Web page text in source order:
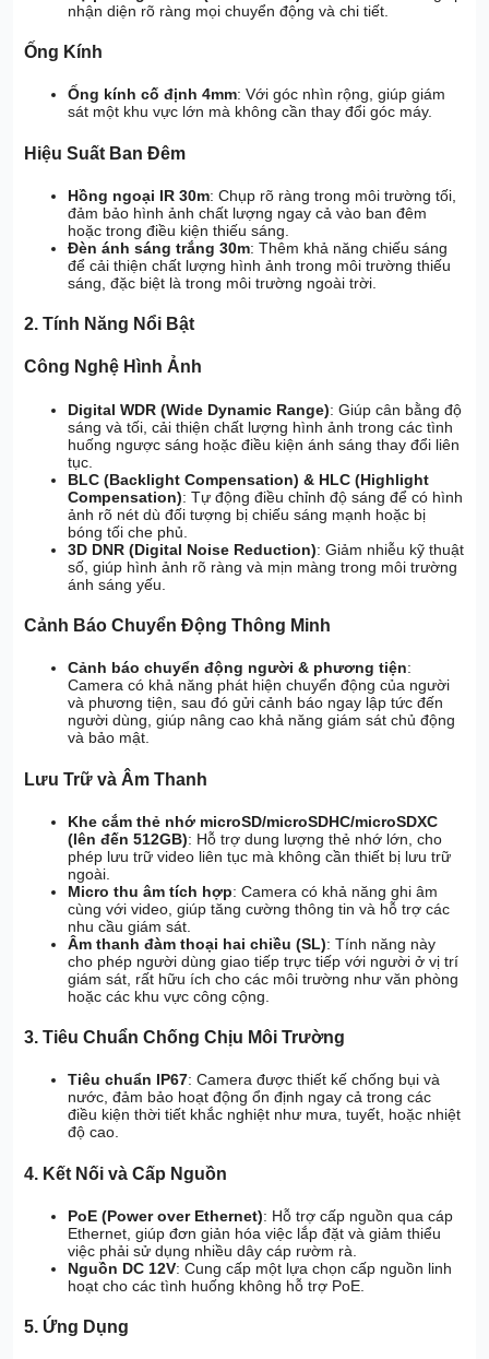
nhận diện rõ ràng mọi chuyển động và chi tiết.
Ống Kính
Ống kính cố định 4mm: Với góc nhìn rộng, giúp giám
sát một khu vực lớn mà không cần thay đổi góc máy.
Hiệu Suất Ban Đêm
Hồng ngoại IR 30m: Chụp rõ ràng trong môi trường tối,
đảm bảo hình ảnh chất lượng ngay cả vào ban đêm
hoặc trong điều kiện thiếu sáng.
Đèn ánh sáng trắng 30m: Thêm khả năng chiếu sáng
để cải thiện chất lượng hình ảnh trong môi trường thiếu
sáng, đặc biệt là trong môi trường ngoài trời.
2. Tính Năng Nổi Bật
Công Nghệ Hình Ảnh
Digital WDR (Wide Dynamic Range): Giúp cân bằng độ
sáng và tối, cải thiện chất lượng hình ảnh trong các tình
huống ngược sáng hoặc điều kiện ánh sáng thay đổi liên
tục.
BLC (Backlight Compensation) & HLC (Highlight
Compensation): Tự động điều chỉnh độ sáng để có hình
ảnh rõ nét dù đối tượng bị chiếu sáng mạnh hoặc bị
bóng tối che phủ.
3D DNR (Digital Noise Reduction): Giảm nhiễu kỹ thuật
số, giúp hình ảnh rõ ràng và mịn màng trong môi trường
ánh sáng yếu.
Cảnh Báo Chuyển Động Thông Minh
Cảnh báo chuyển động người & phương tiện:
Camera có khả năng phát hiện chuyển động của người
và phương tiện, sau đó gửi cảnh báo ngay lập tức đến
người dùng, giúp nâng cao khả năng giám sát chủ động
và bảo mật.
Lưu Trữ và Âm Thanh
Khe cắm thẻ nhớ microSD/microSDHC/microSDXC
(lên đến 512GB): Hỗ trợ dung lượng thẻ nhớ lớn, cho
phép lưu trữ video liên tục mà không cần thiết bị lưu trữ
ngoài.
Micro thu âm tích hợp: Camera có khả năng ghi âm
cùng với video, giúp tăng cường thông tin và hỗ trợ các
nhu cầu giám sát.
Âm thanh đàm thoại hai chiều (SL): Tính năng này
cho phép người dùng giao tiếp trực tiếp với người ở vị trí
giám sát, rất hữu ích cho các môi trường như văn phòng
hoặc các khu vực công cộng.
3. Tiêu Chuẩn Chống Chịu Môi Trường
Tiêu chuẩn IP67: Camera được thiết kế chống bụi và
nước, đảm bảo hoạt động ổn định ngay cả trong các
điều kiện thời tiết khắc nghiệt như mưa, tuyết, hoặc nhiệt
độ cao.
4. Kết Nối và Cấp Nguồn
PoE (Power over Ethernet): Hỗ trợ cấp nguồn qua cáp
Ethernet, giúp đơn giản hóa việc lắp đặt và giảm thiểu
việc phải sử dụng nhiều dây cáp rườm rà.
Nguồn DC 12V: Cung cấp một lựa chọn cấp nguồn linh
hoạt cho các tình huống không hỗ trợ PoE.
5. Ứng Dụng